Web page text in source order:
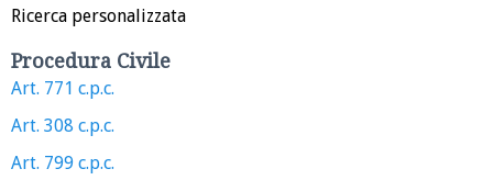
Ricerca personalizzata
Procedura Civile
Art. 771 c.p.c.
Art. 308 c.p.c.
Art. 799 c.p.c.